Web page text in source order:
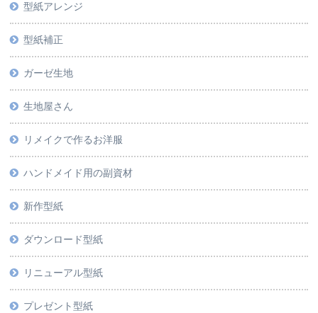
型紙アレンジ
型紙補正
ガーゼ生地
生地屋さん
リメイクで作るお洋服
ハンドメイド用の副資材
新作型紙
ダウンロード型紙
リニューアル型紙
プレゼント型紙